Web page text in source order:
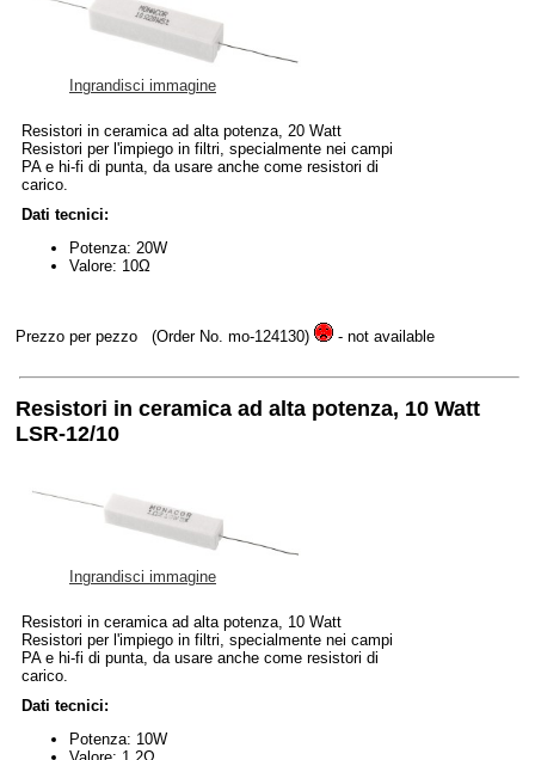
Ingrandisci immagine
Resistori in ceramica ad alta potenza, 20 Watt
Resistori per l'impiego in filtri, specialmente nei campi
PA e hi-fi di punta, da usare anche come resistori di
carico.
Dati tecnici:
Potenza: 20W
Valore: 10Ω
Prezzo per pezzo (Order No. mo-124130) - not available
Resistori in ceramica ad alta potenza, 10 Watt
LSR-12/10
Ingrandisci immagine
Resistori in ceramica ad alta potenza, 10 Watt
Resistori per l'impiego in filtri, specialmente nei campi
PA e hi-fi di punta, da usare anche come resistori di
carico.
Dati tecnici:
Potenza: 10W